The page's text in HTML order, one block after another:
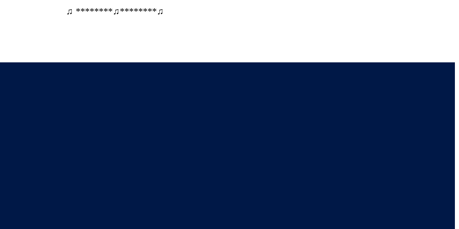
♫ ********♫********♫